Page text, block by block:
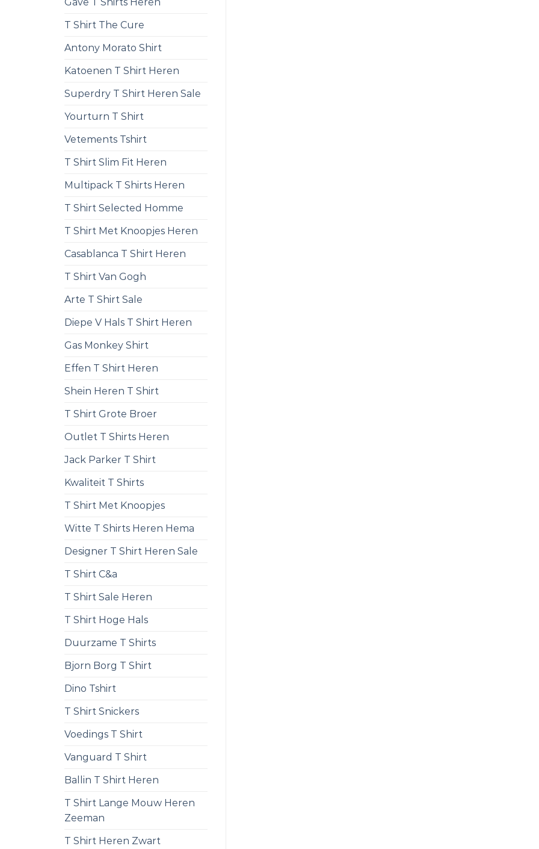
T Shirt The Cure
Antony Morato Shirt
Katoenen T Shirt Heren
Superdry T Shirt Heren Sale
Yourturn T Shirt
Vetements Tshirt
T Shirt Slim Fit Heren
Multipack T Shirts Heren
T Shirt Selected Homme
T Shirt Met Knoopjes Heren
Casablanca T Shirt Heren
T Shirt Van Gogh
Arte T Shirt Sale
Diepe V Hals T Shirt Heren
Gas Monkey Shirt
Effen T Shirt Heren
Shein Heren T Shirt
T Shirt Grote Broer
Outlet T Shirts Heren
Jack Parker T Shirt
Kwaliteit T Shirts
T Shirt Met Knoopjes
Witte T Shirts Heren Hema
Designer T Shirt Heren Sale
T Shirt C&a
T Shirt Sale Heren
T Shirt Hoge Hals
Duurzame T Shirts
Bjorn Borg T Shirt
Dino Tshirt
T Shirt Snickers
Voedings T Shirt
Vanguard T Shirt
Ballin T Shirt Heren
T Shirt Lange Mouw Heren
Zeeman
T Shirt Heren Zwart